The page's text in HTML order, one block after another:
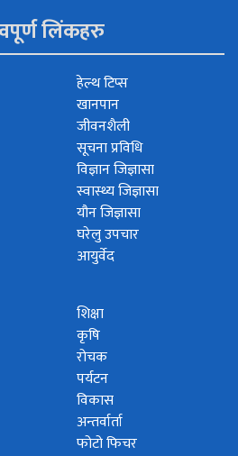
लिंकहरु
हेल्थ टिप्स
खानपान
जीवनशैली
सूचना प्रविधि
विज्ञान जिज्ञासा
स्वास्थ्य जिज्ञासा
यौन जिज्ञासा
घरेलु उपचार
आयुर्वेद
शिक्षा
कृषि
रोचक
पर्यटन
विकास
अन्तर्वार्ता
फोटो फिचर